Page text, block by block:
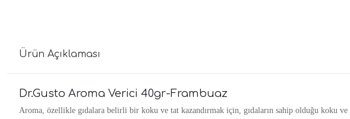
Ürün Açıklaması
Dr.Gusto Aroma Verici 40gr-Frambuaz
Aroma, özellikle gıdalara belirli bir koku ve tat kazandırmak için, gıdaların sahip olduğu koku